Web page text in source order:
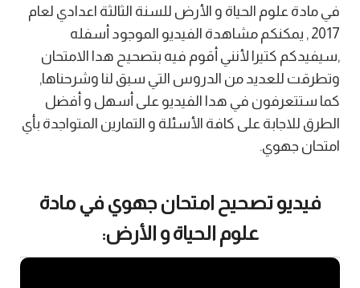
في مادة علوم الحياة و الأرض للسنة الثالثة اعدادي لعام
2017 , يمكنكم مشاهدة الفيديو الموجود أسفله
,سيفيدكم كتيرا لأنني أقوم فيه بتصحيح هدا الامتحان
وتطرقت للعديد من الدروس التي سبق لنا وشرحناها,
كما ستتعرفون في هدا الفيديو على أسهل و أفضل
الطرق للاجابة على كافة الأسئلة و التمارين المتواجدة بأي
امتحان جهوي.
فيديو تصحيح امتحان جهوي في مادة
علوم الحياة و الأرض: